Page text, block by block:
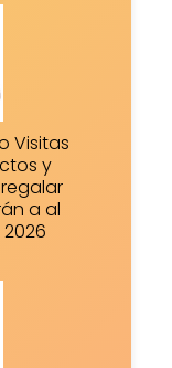
Visitas
y
a al